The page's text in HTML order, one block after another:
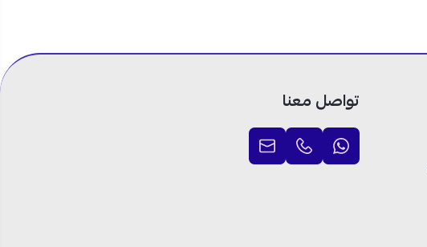
تواصل معنا